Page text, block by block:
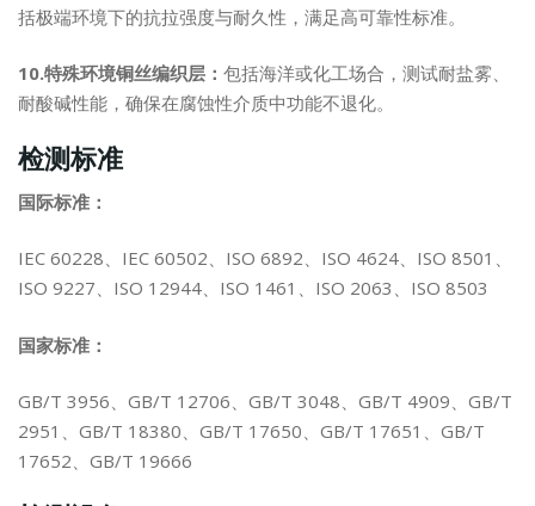
括极端环境下的抗拉强度与耐久性，满足高可靠性标准。
10.特殊环境铜丝编织层： 包括海洋或化工场合，测试耐盐雾、
耐酸碱性能，确保在腐蚀性介质中功能不退化。
检测标准
国际标准：
IEC 60228、IEC 60502、ISO 6892、ISO 4624、ISO 8501、
ISO 9227、ISO 12944、ISO 1461、ISO 2063、ISO 8503
国家标准：
GB/T 3956、GB/T 12706、GB/T 3048、GB/T 4909、GB/T
2951、GB/T 18380、GB/T 17650、GB/T 17651、GB/T
17652、GB/T 19666